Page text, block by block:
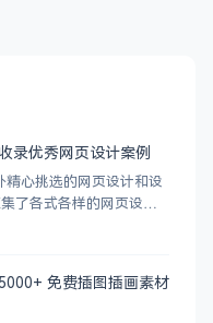
录优秀网页设计案例
心挑选的网页设计和设
了各式各样的网页设计
、时尚、设计、机构、
免费插图插画素材